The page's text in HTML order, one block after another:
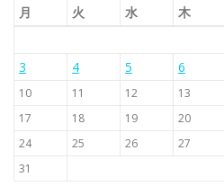
月 火 水 木
3
4 5 6
10
11 12 13
17
18 19 20
24
25 26 27
31